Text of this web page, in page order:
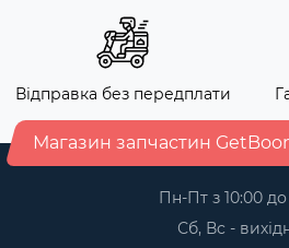
Відправка без передплати
Магазин запчастин
Пн-Пт з 10:00 до
Сб, Вс -